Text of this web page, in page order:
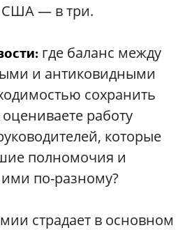
США — в три.
где баланс между
и антиковидными
сохранить
работу
которые
полномочия и
по-разному?
страдает в основном